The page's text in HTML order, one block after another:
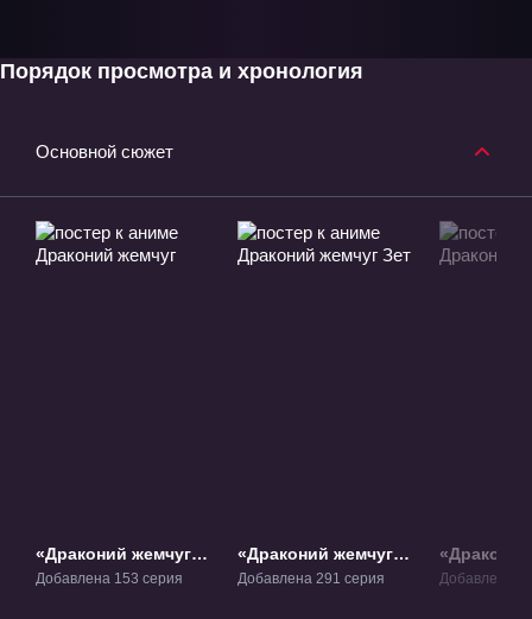
Порядок просмотра и хронология
Основной сюжет
«Драконий жемчуг»
ТВ-1
Добавлена 153 серия
«Драконий жемчуг
Зет» ТВ-2
Добавлена 291 серия
БП» ТВ-3
Добавлена